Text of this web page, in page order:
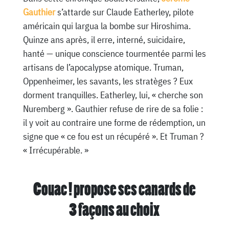
Gauthiers’attarde sur Claude Eatherley, pilote
américain qui largua la bombe sur Hiroshima.
Quinze ans après, il erre, interné, suicidaire,
hanté — unique conscience tourmentée parmi les
artisans de l’apocalypse atomique. Truman,
Oppenheimer, les savants, les stratèges ? Eux
dorment tranquilles. Eatherley, lui, « cherche son
Nuremberg ». Gauthier refuse de rire de sa folie :
il y voit au contraire une forme de rédemption, un
signe que « ce fou est un récupéré ». Et Truman ?
« Irrécupérable. »
Couac ! propose ses canards de
3 façons au choix